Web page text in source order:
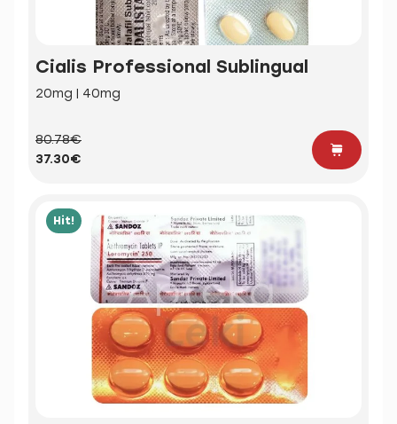
Cialis Professional Sublingual
20mg | 40mg
80.78€
37.30€
Hit!